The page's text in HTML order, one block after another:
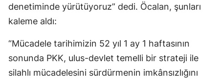
denetiminde yürütüyoruz” dedi. Öcalan, şunları
kaleme aldı:
“Mücadele tarihimizin 52 yıl 1 ay 1 haftasının
sonunda PKK, ulus-devlet temelli bir strateji ile
silahlı mücadelesini sürdürmenin imkânsızlığını